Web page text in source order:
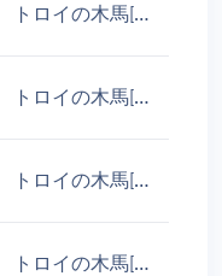
トロイの木馬[ダウンローダー]/MSOffice.Agent.azx
トロイの木馬[ダウンローダー]/MSOffice.Agent.azx
トロイの木馬[ダウンローダー]/MSOffice.Agent.azx
トロイの木馬[ダウンローダー]/MSOffice.Agent.azx